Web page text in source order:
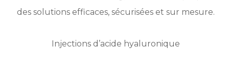
des solutions efficaces, sécurisées et sur mesure.
Injections d’acide hyaluronique